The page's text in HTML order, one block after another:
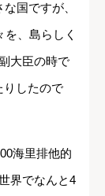
国ですが、
、島らしく
大臣の時で
りしたので
海里排他的
界でなんと4